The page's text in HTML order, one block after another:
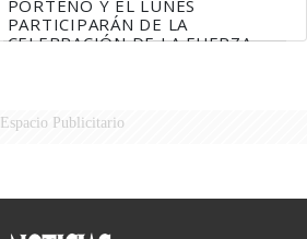
PORTEÑO Y EL LUNES
PARTICIPARÁN DE LA
CELEBRACIÓN DE LA FUERZA
Espacio Publicitario